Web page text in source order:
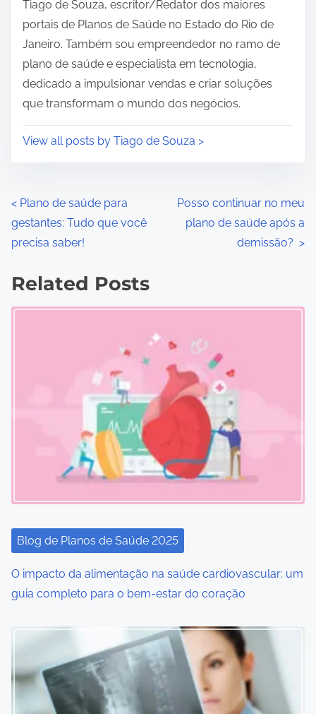
e
Tiago de Souza, escritor/Redator dos maiores
portais de Planos de Saúde no Estado do Rio de
Janeiro. Também sou empreendedor no ramo de
plano de saúde e especialista em tecnologia,
dedicado a impulsionar vendas e criar soluções
que transformam o mundo dos negócios.
View all posts by Tiago de Souza >
P
o
t
o
n
< Plano de saúde para
gestantes: Tudo que você
precisa saber!
Posso continuar no meu
plano de saúde após a
demissão? >
Related Posts
Blog de Planos de Saúde 2025
O impacto da alimentação na saúde cardiovascular: um
guia completo para o bem-estar do coração